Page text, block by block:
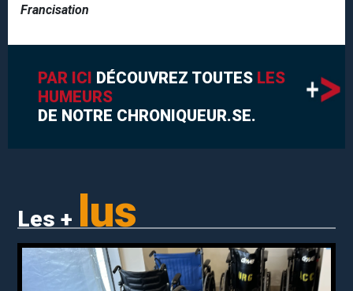
Francisation
PAR ICI DÉCOUVREZ TOUTES LES
HUMEURS
DE NOTRE CHRONIQUEUR.SE.
Les + lus